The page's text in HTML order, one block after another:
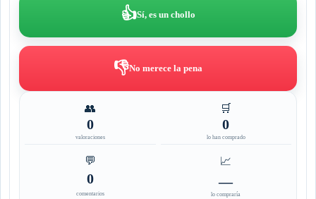
👍Sí, es un chollo
👎No merece la pena
👥
0
valoraciones
🛒
0
lo han comprado
💬
0
comentarios
📈
—
lo compraría